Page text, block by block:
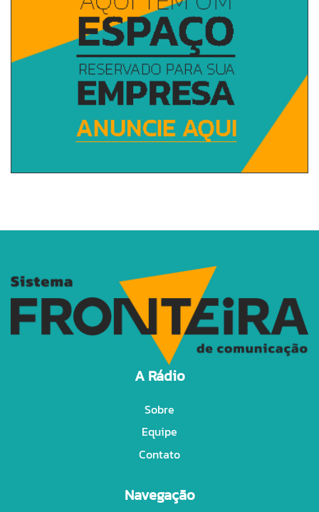
Navegação
A Rádio
Sobre
Equipe
Contato